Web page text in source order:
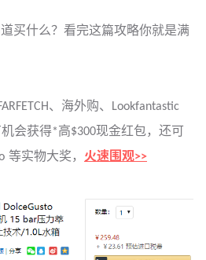
买什么？看完这篇攻略你就是满
、海外购、Lookfantastic
会获得*高$300现金红包，还可
等实物大奖， 火速围观>>